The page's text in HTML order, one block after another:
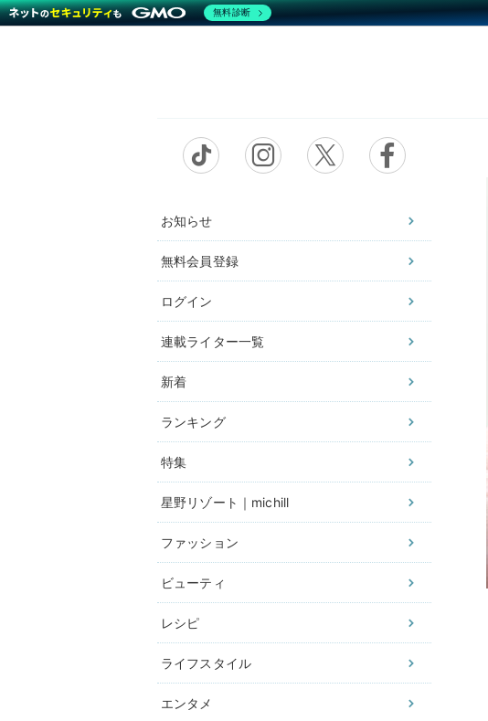
お知らせ
無料会員登録
ログイン
連載ライター一覧
新着
ランキング
特集
星野リゾート｜michill
ファッション
ビューティ
レシピ
ライフスタイル
エンタメ
無料診断